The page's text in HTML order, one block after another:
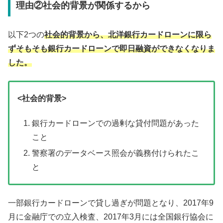
理由②社会的背景が関係するから
以下2つの社会的背景から、北洋銀行カードローンに限ら
ずそもそも銀行カードローンで即日融資ができなくなりま
した。
<社会的背景>
銀行カードローンでの過剰な貸付問題があった
こと
警察署のデータベース照会が義務付けられたこ
と
一部銀行カードローンで貸し過ぎが問題となり、2017年9
月に金融庁での立入検査、2017年3月には全国銀行協会に